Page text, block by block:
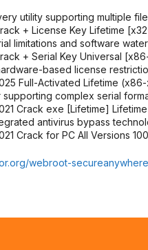
utility supporting multiple
+ License Key Lifetime
limitations and software
+ Serial Key Universal
based license
Full-Activated Lifetime (x86-
complex serial
Crack exe [Lifetime] Lifetime
antivirus bypass
Crack for PC All Versions
webroot-